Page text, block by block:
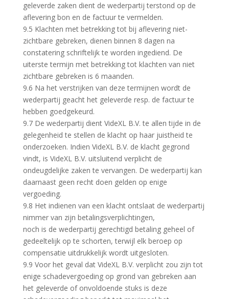
geleverde zaken dient de wederpartij terstond op de
aflevering bon en de factuur te vermelden.
9.5 Klachten met betrekking tot bij aflevering niet-
zichtbare gebreken, dienen binnen 8 dagen na
constatering schriftelijk te worden ingediend. De
uiterste termijn met betrekking tot klachten van niet
zichtbare gebreken is 6 maanden.
9.6 Na het verstrijken van deze termijnen wordt de
wederpartij geacht het geleverde resp. de factuur te
hebben goedgekeurd.
9.7 De wederpartij dient VideXL B.V. te allen tijde in de
gelegenheid te stellen de klacht op haar juistheid te
onderzoeken. Indien VideXL B.V. de klacht gegrond
vindt, is VideXL B.V. uitsluitend verplicht de
ondeugdelijke zaken te vervangen. De wederpartij kan
daarnaast geen recht doen gelden op enige
vergoeding.
9.8 Het indienen van een klacht ontslaat de wederpartij
nimmer van zijn betalingsverplichtingen,
noch is de wederpartij gerechtigd betaling geheel of
gedeeltelijk op te schorten, terwijl elk beroep op
compensatie uitdrukkelijk wordt uitgesloten.
9.9 Voor het geval dat VideXL B.V. verplicht zou zijn tot
enige schadevergoeding op grond van gebreken aan
het geleverde of onvoldoende stuks is deze